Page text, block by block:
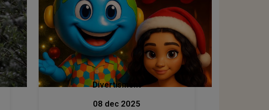
planurile
Divertisment
08 dec 2025